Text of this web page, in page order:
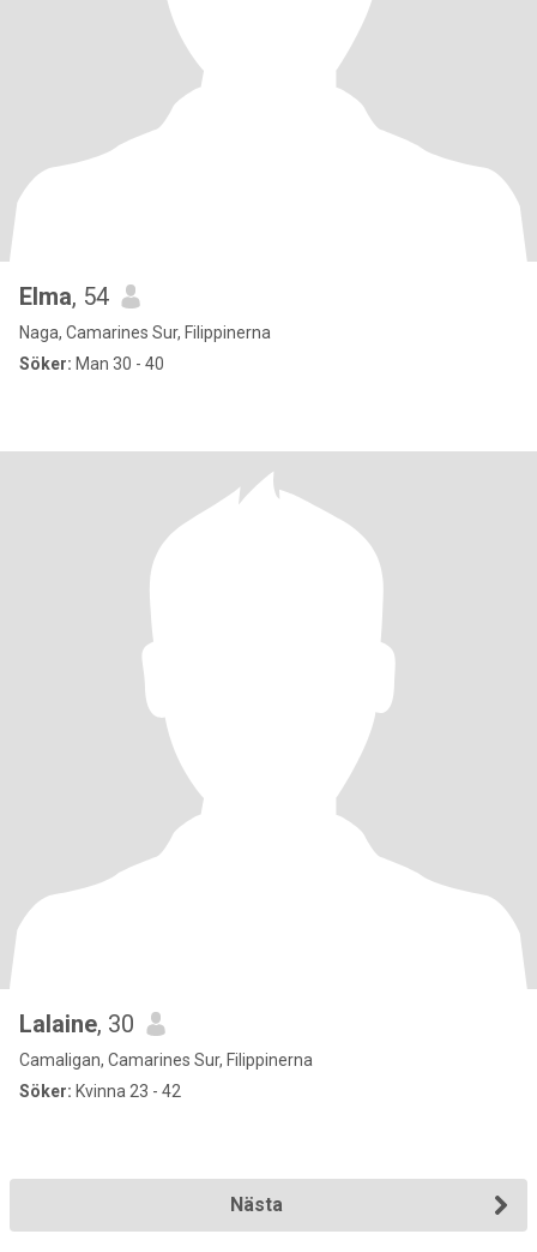
Elma, 54
Naga, Camarines Sur, Filippinerna
Söker: Man 30 - 40
Lalaine, 30
Camaligan, Camarines Sur, Filippinerna
Söker: Kvinna 23 - 42
Nästa